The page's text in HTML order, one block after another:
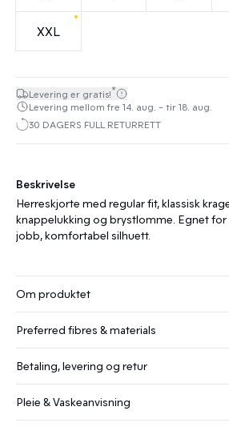
XXL
Levering er gratis!*
Levering mellom fre 14. aug. - tir 18. aug.
30 DAGERS FULL RETURRETT
Beskrivelse
Herreskjorte med regular fit, klassisk
knappelukking og brystlomme. Egnet
jobb, komfortabel silhuett.
Om produktet
Preferred fibres & materials
Betaling, levering og retur
Pleie & Vaskeanvisning